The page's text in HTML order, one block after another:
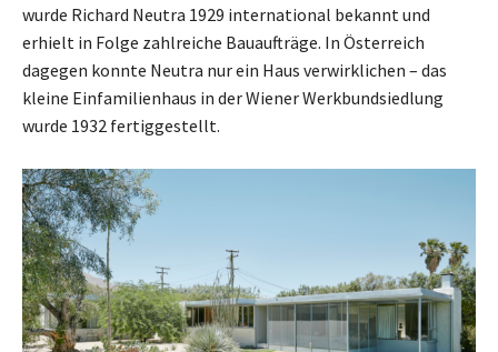
wurde Richard Neutra 1929 international bekannt und
erhielt in Folge zahlreiche Bauaufträge. In Österreich
dagegen konnte Neutra nur ein Haus verwirklichen – das
kleine Einfamilienhaus in der Wiener Werkbundsiedlung
wurde 1932 fertiggestellt.